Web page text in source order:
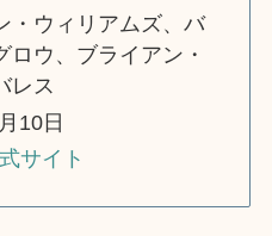
・ウィリアムズ、バ
ロウ、ブライアン・
レス
10日
サイト